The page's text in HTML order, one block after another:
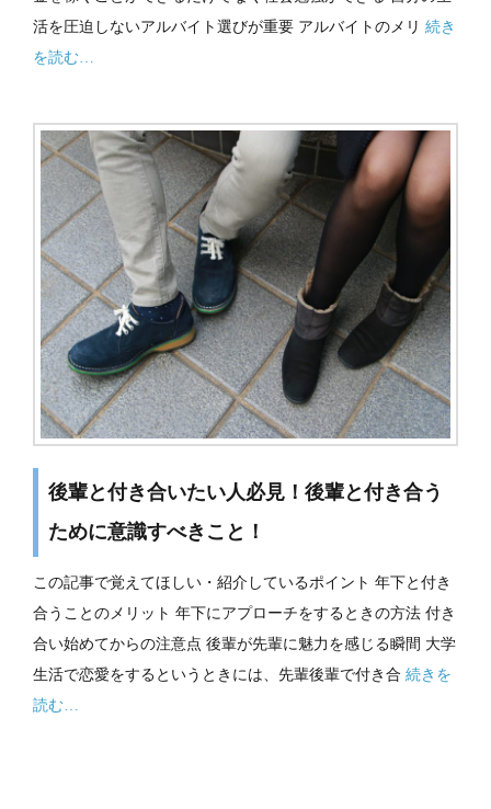
活を圧迫しないアルバイト選びが重要 アルバイトのメリ 続き
を読む…
後輩と付き合いたい人必見！後輩と付き合う
ために意識すべきこと！
この記事で覚えてほしい・紹介しているポイント 年下と付き
合うことのメリット 年下にアプローチをするときの方法 付き
合い始めてからの注意点 後輩が先輩に魅力を感じる瞬間 大学
生活で恋愛をするというときには、先輩後輩で付き合 続きを
読む…